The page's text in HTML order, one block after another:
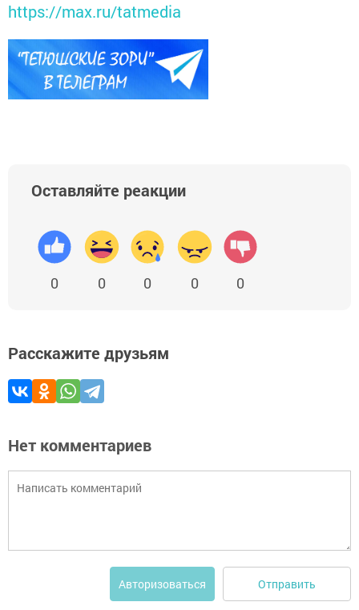
https://max.ru/tatmedia
Оставляйте реакции
0 0 0 0 0
Расскажите друзьям
Нет комментариев
Авторизоваться Отправить